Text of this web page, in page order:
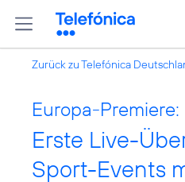
Zurück zu Telefónica
Europa-Premiere:
Erste Live-
Sport-Events